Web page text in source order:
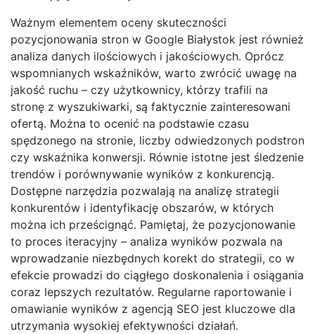
Ważnym elementem oceny skuteczności
pozycjonowania stron w Google Białystok jest również
analiza danych ilościowych i jakościowych. Oprócz
wspomnianych wskaźników, warto zwrócić uwagę na
jakość ruchu – czy użytkownicy, którzy trafili na
stronę z wyszukiwarki, są faktycznie zainteresowani
ofertą. Można to ocenić na podstawie czasu
spędzonego na stronie, liczby odwiedzonych podstron
czy wskaźnika konwersji. Równie istotne jest śledzenie
trendów i porównywanie wyników z konkurencją.
Dostępne narzędzia pozwalają na analizę strategii
konkurentów i identyfikację obszarów, w których
można ich prześcignąć. Pamiętaj, że pozycjonowanie
to proces iteracyjny – analiza wyników pozwala na
wprowadzanie niezbędnych korekt do strategii, co w
efekcie prowadzi do ciągłego doskonalenia i osiągania
coraz lepszych rezultatów. Regularne raportowanie i
omawianie wyników z agencją SEO jest kluczowe dla
utrzymania wysokiej efektywności działań.